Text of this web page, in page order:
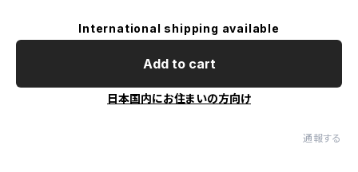
International shipping available
Add to cart
日本国内にお住まいの方向け
通報する